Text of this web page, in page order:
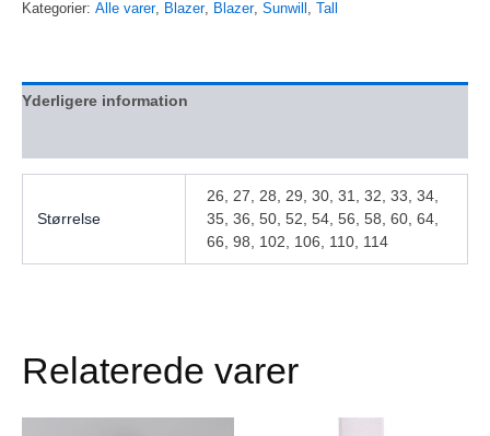
Kategorier: Alle varer, Blazer, Blazer, Sunwill​ , Tall
Yderligere information
Størrelse
26, 27, 28, 29, 30, 31, 32, 33, 34,
35, 36, 50, 52, 54, 56, 58, 60, 64,
66, 98, 102, 106, 110, 114
Relaterede varer